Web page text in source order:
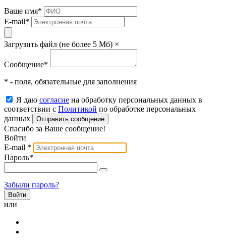
Ваше имя*
E-mail*
Загрузить файл (не более 5 Мб) ×
Сообщение*
* - поля, обязательные для заполнения
Я даю согласие на обработку персональных данных в
соответствии с Политикой по обработке персональных
данных
Отправить сообщение
Спасибо за Ваше сообщение!
Войти
E-mail *
Пароль*
Забыли пароль?
или